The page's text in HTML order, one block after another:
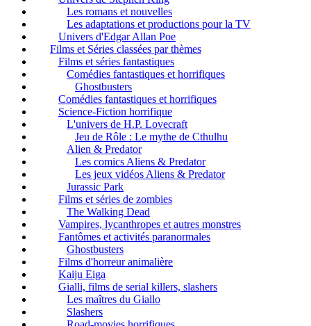
Les romans et nouvelles
Les adaptations et productions pour la TV
Univers d'Edgar Allan Poe
Films et Séries classées par thèmes
Films et séries fantastiques
Comédies fantastiques et horrifiques
Ghostbusters
Comédies fantastiques et horrifiques
Science-Fiction horrifique
L'univers de H.P. Lovecraft
Jeu de Rôle : Le mythe de Cthulhu
Alien & Predator
Les comics Aliens & Predator
Les jeux vidéos Aliens & Predator
Jurassic Park
Films et séries de zombies
The Walking Dead
Vampires, lycanthropes et autres monstres
Fantômes et activités paranormales
Ghostbusters
Films d'horreur animalière
Kaiju Eiga
Gialli, films de serial killers, slashers
Les maîtres du Giallo
Slashers